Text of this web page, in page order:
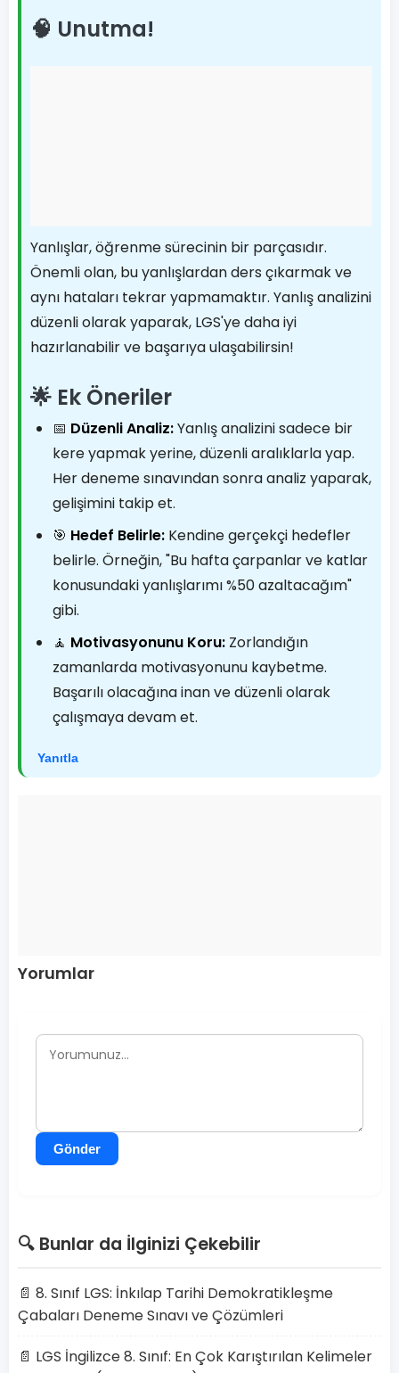
🧠 Unutma!
Yanlışlar, öğrenme sürecinin bir parçasıdır.
Önemli olan, bu yanlışlardan ders çıkarmak ve
aynı hataları tekrar yapmamaktır. Yanlış analizini
düzenli olarak yaparak, LGS'ye daha iyi
hazırlanabilir ve başarıya ulaşabilirsin!
🌟 Ek Öneriler
📅 Düzenli Analiz:Yanlış analizini sadece bir
kere yapmak yerine, düzenli aralıklarla yap.
Her deneme sınavından sonra analiz yaparak,
gelişimini takip et.
🎯 Hedef Belirle: Kendine gerçekçi hedefler
belirle. Örneğin, "Bu hafta çarpanlar ve katlar
konusundaki yanlışlarımı %50 azaltacağım"
gibi.
🧘 Motivasyonunu Koru: Zorlandığın
zamanlarda motivasyonunu kaybetme.
Başarılı olacağına inan ve düzenli olarak
çalışmaya devam et.
Yanıtla
Yorumlar
Gönder
🔍 Bunlar da İlginizi Çekebilir
📄 8. Sınıf LGS: İnkılap Tarihi Demokratikleşme
Çabaları Deneme Sınavı ve Çözümleri
📄 LGS İngilizce 8. Sınıf: En Çok Karıştırılan Kelimeler